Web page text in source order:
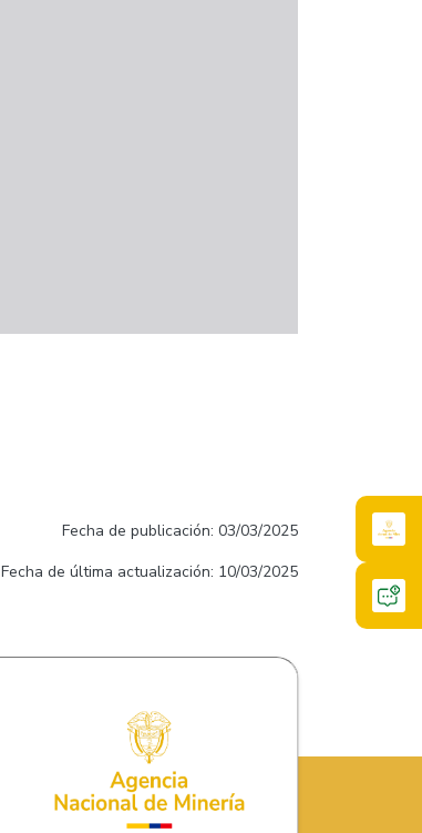
Fecha de publicación: 03/03/2025
Fecha de última actualización: 10/03/2025